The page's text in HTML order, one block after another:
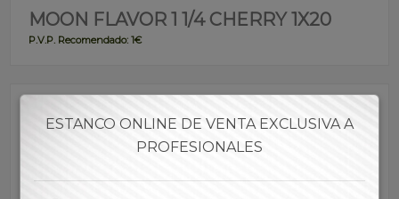
MOON FLAVOR 1 1/4 CHERRY 1X20
P.V.P. Recomendado: 1€
Referencia: PFMOO00005
ESTANCO ONLINE DE VENTA EXCLUSIVA A
PROFESIONALES